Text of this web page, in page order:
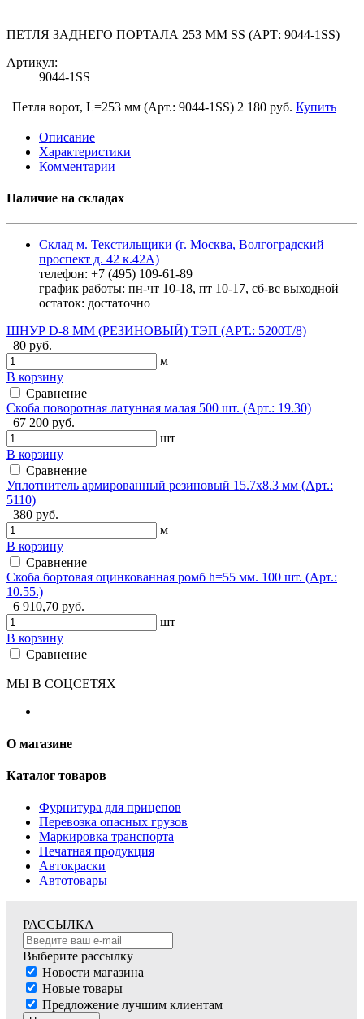
ПЕТЛЯ ЗАДНЕГО ПОРТАЛА 253 ММ SS (АРТ: 9044-1SS)
Артикул:
9044-1SS
Петля ворот, L=253 мм (Арт.: 9044-1SS) 2 180 руб. Купить
Описание
Характеристики
Комментарии
Наличие на складах
Склад м. Текстильщики (г. Москва, Волгоградский
проспект д. 42 к.42А)
телефон: +7 (495) 109-61-89
график работы: пн-чт 10-18, пт 10-17, сб-вс выходной
остаток: достаточно
ШНУР D-8 ММ (РЕЗИНОВЫЙ) ТЭП (АРТ.: 5200Т/8)
80 руб.
м
В корзину
Сравнение
Скоба поворотная латунная малая 500 шт. (Арт.: 19.30)
67 200 руб.
шт
В корзину
Сравнение
Уплотнитель армированный резиновый 15.7х8.3 мм (Арт.:
5110)
380 руб.
м
В корзину
Сравнение
Скоба бортовая оцинкованная ромб h=55 мм. 100 шт. (Арт.:
10.55.)
6 910,70 руб.
шт
В корзину
Сравнение
МЫ В СОЦСЕТЯХ
О магазине
Каталог товаров
Фурнитура для прицепов
Перевозка опасных грузов
Маркировка транспорта
Печатная продукция
Автокраски
Автотовары
РАССЫЛКА
Выберите рассылку
Новости магазина
Новые товары
Предложение лучшим клиентам